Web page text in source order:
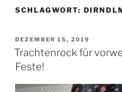
SCHLAGWORT:
VERÖFFENTLICHT
AM
DEZEMBER 15, 2019
Trachtenrock für
Feste!